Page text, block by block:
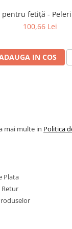
pentru fetiță -
100,66 Lei
IN COS
mai multe in Politica
Plata
Retur